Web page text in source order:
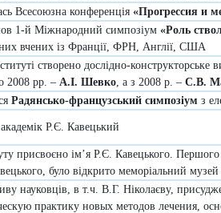
Всесоюзна конференція «Прогрессия и
1-й Міжнародний симпозіум «Роль
вчених із Франції, ФРН, Англії, США
створено дослідно-
2008 рр. – А.І. Шевко, а з 2008 р. – С.В.
Радянсько-французський симпозіум з
Р.Є. Кавецький
присвоєно ім’я Р.Є. Кавецького.
було відкрито меморіальний
науковців, в т.ч. В.Г. Ніколаєву,
практику новых методов лечения,